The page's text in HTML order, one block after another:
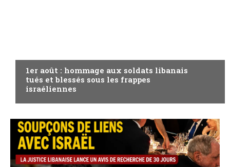
1er août : hommage aux soldats libanais
tués et blessés sous les frappes
israéliennes